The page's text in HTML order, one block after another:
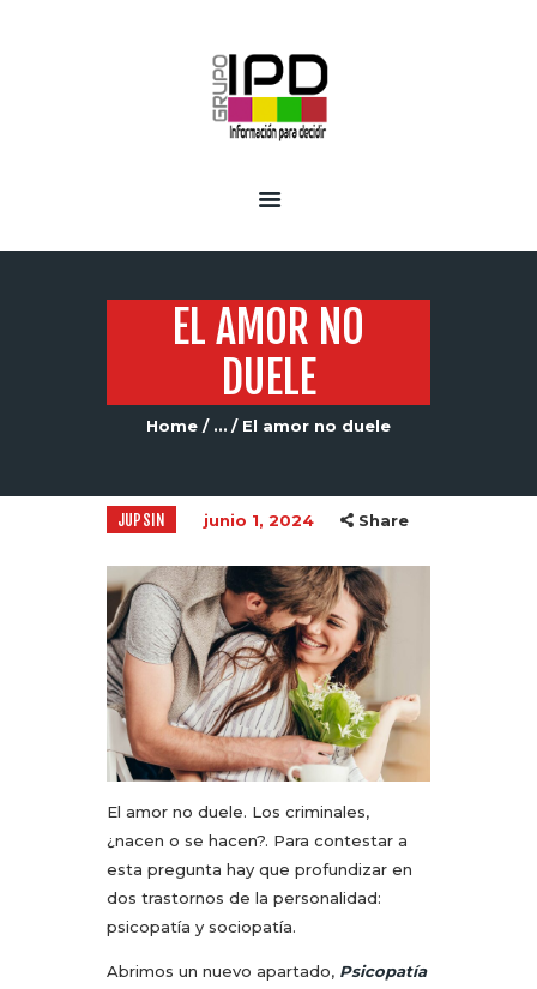
EL AMOR NO
DUELE
Home ... El amor no duele
JUPSIN junio 1, 2024 Share
El amor no duele. Los criminales,
¿nacen o se hacen?. Para contestar a
esta pregunta hay que profundizar en
dos trastornos de la personalidad:
psicopatía y sociopatía.
Abrimos un nuevo apartado, Psicopatía